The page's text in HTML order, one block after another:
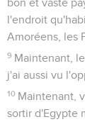
bon et vaste
l'endroit
Amoréens, les
9 Maintenant,
j'ai aussi vu
10 Maintenant,
sortir d'Egypte